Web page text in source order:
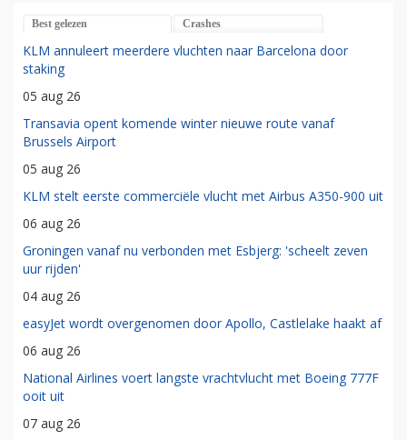
Best gelezen Crashes
KLM annuleert meerdere vluchten naar Barcelona door
staking
05 aug 26
Transavia opent komende winter nieuwe route vanaf
Brussels Airport
05 aug 26
KLM stelt eerste commerciële vlucht met Airbus A350-900 uit
06 aug 26
Groningen vanaf nu verbonden met Esbjerg: 'scheelt zeven
uur rijden'
04 aug 26
easyJet wordt overgenomen door Apollo, Castlelake haakt af
06 aug 26
National Airlines voert langste vrachtvlucht met Boeing 777F
ooit uit
07 aug 26